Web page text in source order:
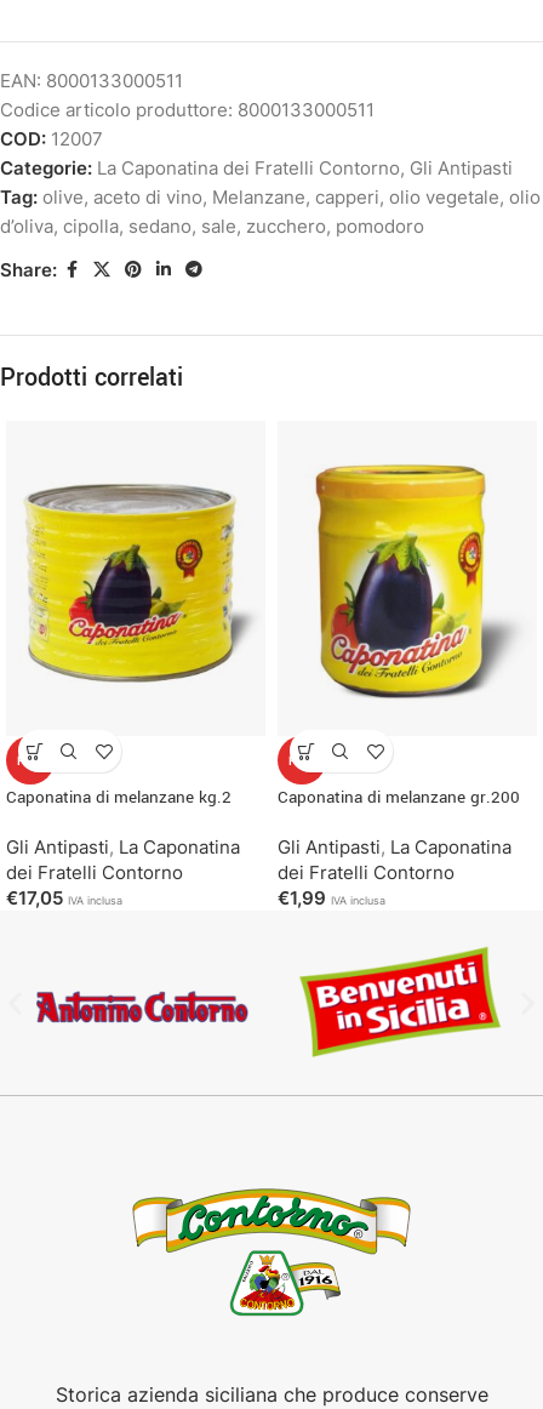
EAN: 8000133000511
Codice articolo produttore: 8000133000511
COD: 12007
Categorie: La Caponatina dei Fratelli Contorno, Gli Antipasti
Tag: olive, aceto di vino, Melanzane, capperi, olio vegetale, olio
d’oliva, cipolla, sedano, sale, zucchero, pomodoro
Share:
Prodotti correlati
HOT
Caponatina di melanzane kg.2
Gli Antipasti, La Caponatina
dei Fratelli Contorno
€17,05 IVA inclusa
HOT
Caponatina di melanzane gr.200
Gli Antipasti, La Caponatina
dei Fratelli Contorno
€1,99 IVA inclusa
Storica azienda siciliana che produce conserve